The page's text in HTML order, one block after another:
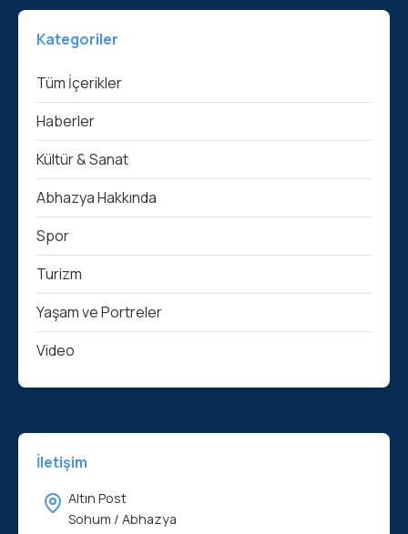
Kategoriler
Tüm İçerikler
Haberler
Kültür & Sanat
Abhazya Hakkında
Spor
Turizm
Yaşam ve Portreler
Video
İletişim
Altın Post
Sohum / Abhazya